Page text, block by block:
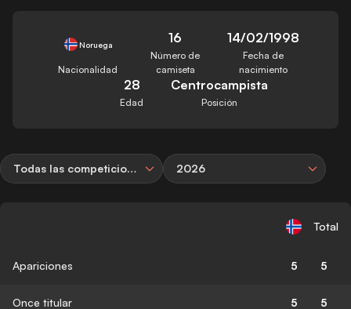
Noruega
Nacionalidad
16
Número de
camiseta
14/02/1998
Fecha de
nacimiento
28
Edad
Centrocampista
Posición
Todas las competiciones 2026
Total
Apariciones 5 5
Once titular 5 5